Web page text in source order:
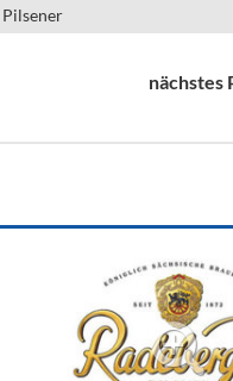
&
Pilsener
nächstes